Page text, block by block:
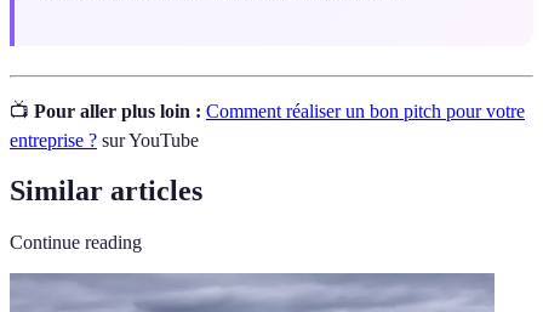
📺 Pour aller plus loin : Comment réaliser un bon pitch pour votre
entreprise ? sur YouTube
Similar articles
Continue reading